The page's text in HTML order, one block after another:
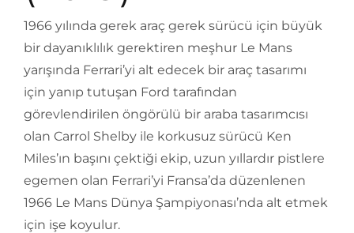
1966 yılında gerek araç gerek sürücü için büyük
bir dayanıklılık gerektiren meşhur Le Mans
yarışında Ferrari’yi alt edecek bir araç tasarımı
için yanıp tutuşan Ford tarafından
görevlendirilen öngörülü bir araba tasarımcısı
olan Carrol Shelby ile korkusuz sürücü Ken
Miles’ın başını çektiği ekip, uzun yıllardır pistlere
egemen olan Ferrari’yi Fransa’da düzenlenen
1966 Le Mans Dünya Şampiyonası’nda alt etmek
için işe koyulur.